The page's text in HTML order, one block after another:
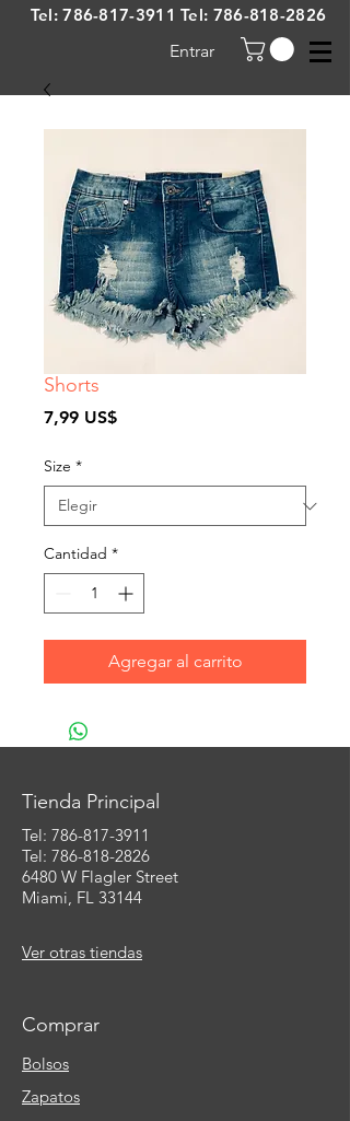
Entrar
Tel:786-817-3911 Tel: 786-818-2826
Shorts
7,99 US$Precio
Size *
Cantidad *
Agregar al carrito
Tienda Principal
Tel: 786-817-3911
Tel: 786-818-2826
6480 W Flagler Street
Miami, FL 33144
Ver otras tiendas
Comprar
Bolsos
Zapatos